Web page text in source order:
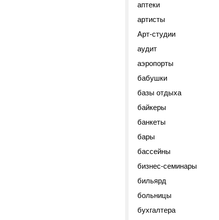
аптеки
артисты
Арт-студии
аудит
аэропорты
бабушки
базы отдыха
байкеры
банкеты
бары
бассейны
бизнес-семинары
бильярд
больницы
бухгалтера